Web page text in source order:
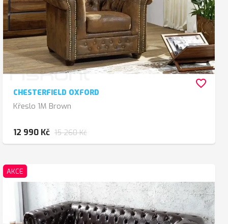
CHESTERFIELD OXFORD
Křeslo 1M Brown
12 990 Kč 15 260 Kč
favorite_border
AKCE